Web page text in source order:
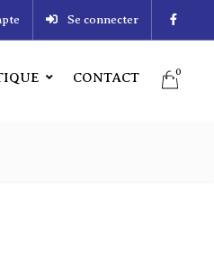
Se connecter
CONTACT
0
0